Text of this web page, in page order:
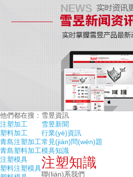
他們都在搜：
注塑加工
塑料加工
青島注塑加工
青島塑料加工
注塑模具
塑料注塑模具
雪昱資訊
雪昱新聞
行業(yè)資訊
常見(jiàn)問(wèn)題
模具知識
注塑知識
聯(lián)系我們